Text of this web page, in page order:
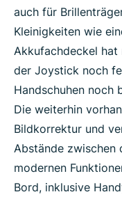
auch für
Kleinigkeiten wie
Akkufachdeckel hat
der Joystick noch
Handschuhen noch
Die weiterhin
Bildkorrektur und
Abstände zwischen
modernen
Bord, inklusive